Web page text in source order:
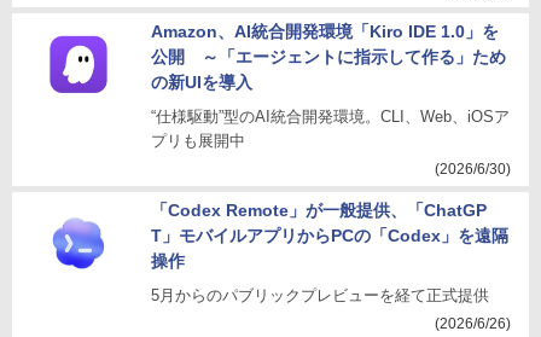
Amazon、AI統合開発環境「Kiro IDE 1.0」を
公開 ～「エージェントに指示して作る」ため
の新UIを導入
“仕様駆動”型のAI統合開発環境。CLI、Web、iOSア
プリも展開中
(2026/6/30)
「Codex Remote」が一般提供、「ChatGP
T」モバイルアプリからPCの「Codex」を遠隔
操作
5月からのパブリックプレビューを経て正式提供
(2026/6/26)